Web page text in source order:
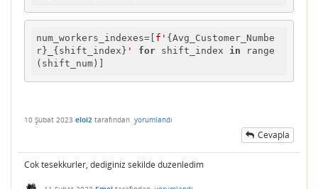
num_workers_indexes=[ f' {Avg_Customer_Numbe
r}
{shift_index} ' for shift_index in range
10 Şubat 2023 eloi2 tarafından yorumlandı
Cevapla
Cok tesekkurler, dediginiz sekilde duzenledim